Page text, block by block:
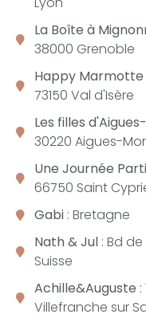
La Boîte à
38000 Grenoble
Happy Marmotte
73150 Val d'Isère
Les filles
30220 Aigues-
Une Journée
66750 Saint
Gabi : Bretagne
Nath & Jul : Bd
Suisse
Achille&Auguste
Villefranche sur